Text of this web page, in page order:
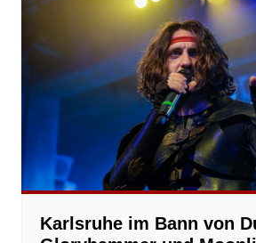
Karlsruhe im Bann von